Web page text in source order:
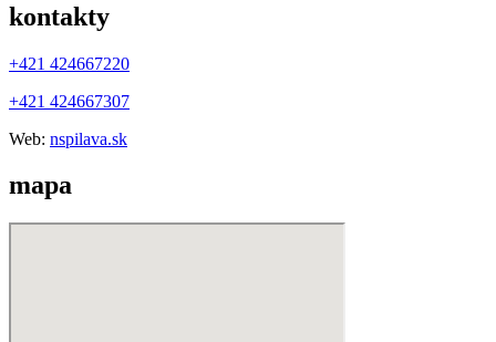
kontakty
+421 424667220
+421 424667307
Web: nspilava.sk
mapa